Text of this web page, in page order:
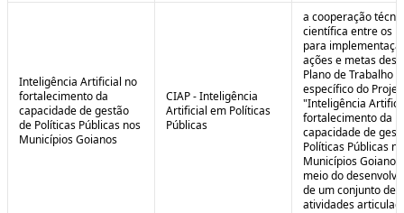
Inteligência Artificial no
fortalecimento da
capacidade de gestão
de Políticas Públicas nos
Municípios Goianos
CIAP - Inteligência
Artificial em Políticas
Públicas
a cooperação
científica entre os
para
ações e metas
Plano de Trabalho
específico do
"Inteligência
fortalecimento da
capacidade de
Políticas Públicas
Municípios
meio do
de um conjunto de
atividades